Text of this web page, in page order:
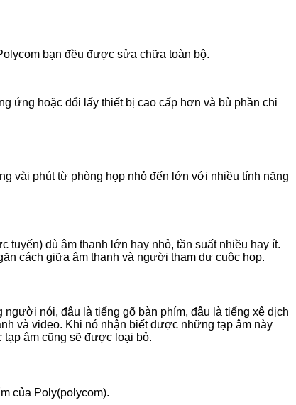
bạn đều được sửa chữa toàn bộ.
ứng hoặc đổi lấy thiết bị cao cấp hơn và bù phần chi
vài phút từ phòng họp nhỏ đến lớn với nhiều tính năng
tuyến) dù âm thanh lớn hay nhỏ, tần suất nhiều hay ít.
cách giữa âm thanh và người tham dự cuộc họp.
nói, đâu là tiếng gõ bàn phím, đâu là tiếng xê dịch
và video. Khi nó nhận biết được những tạp âm này
tạp âm cũng sẽ được loại bỏ.
của Poly(polycom).